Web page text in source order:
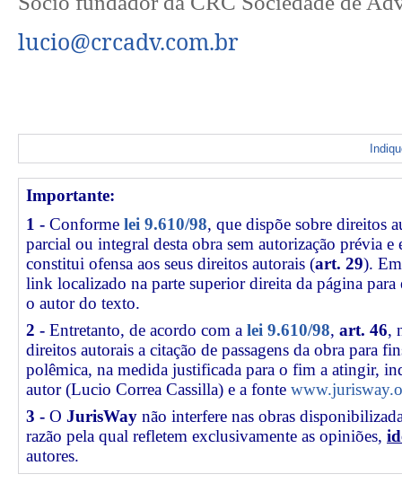
lucio@crcadv.com.br
Importante:
1 - Conforme lei 9.610/98, que dispõe sobre direitos
parcial ou integral desta obra sem autorização prévia e
constitui ofensa aos seus direitos autorais (art. 29).
link localizado na parte superior direita da página
o autor do texto.
2 - Entretanto, de acordo com a lei 9.610/98, art. 46,
direitos autorais a citação de passagens da obra para
polêmica, na medida justificada para o fim a atingir,
autor (Lucio Correa Cassilla) e a fonte
3 - O JurisWay não interfere nas obras
razão pela qual refletem exclusivamente as opiniões,
autores.